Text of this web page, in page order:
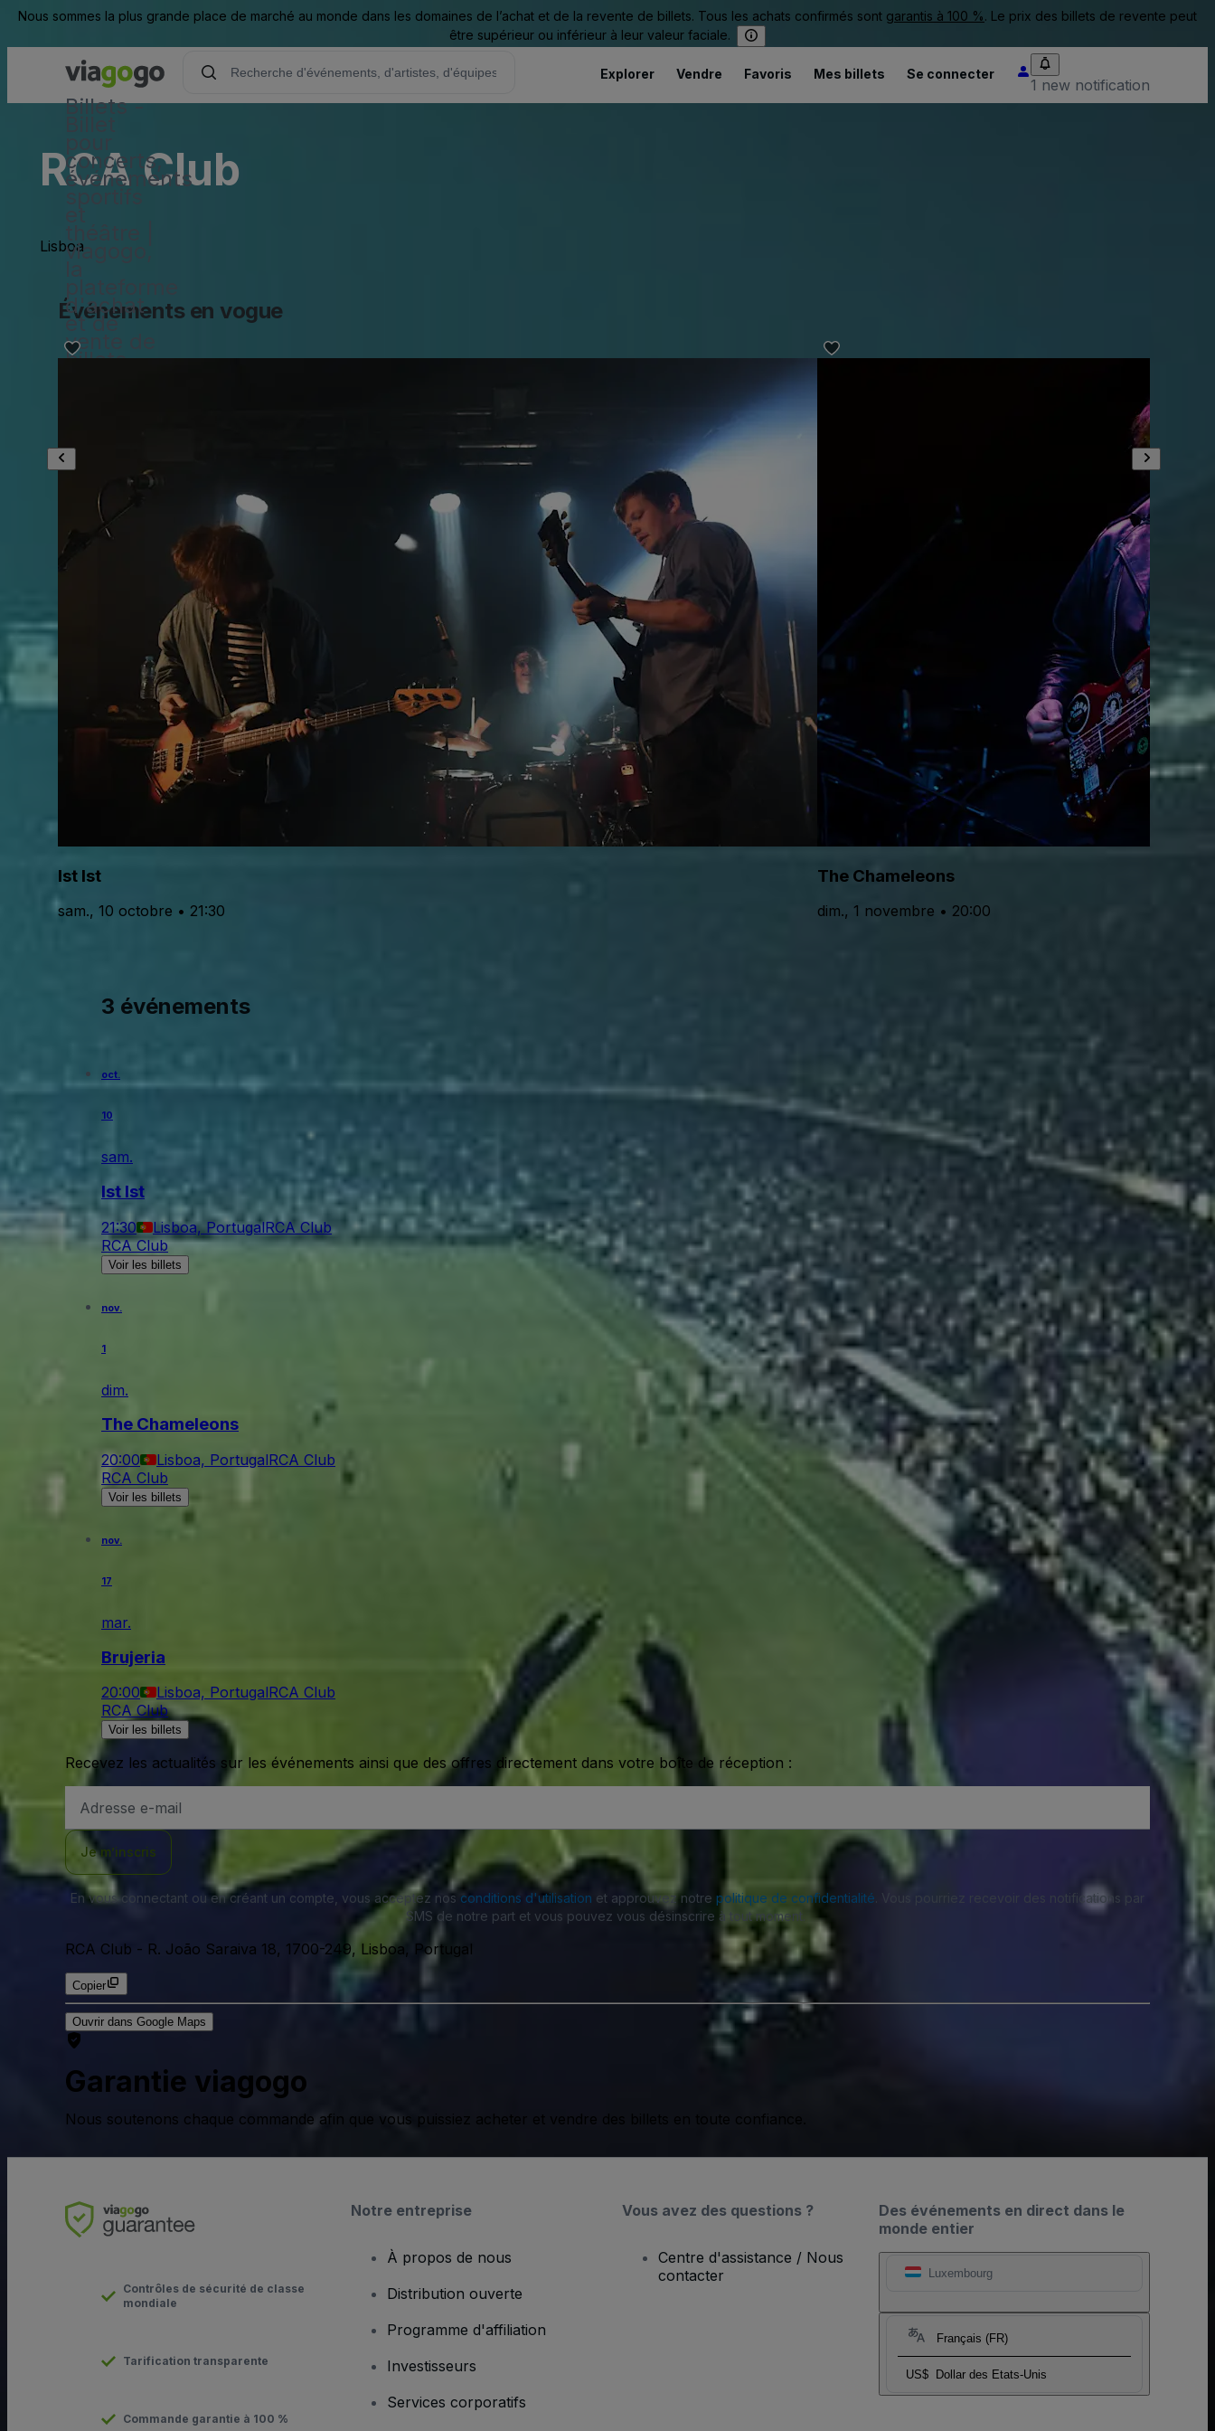
Nous sommes la plus grande place de marché au monde dans les domaines de l’achat et de la revente de billets. Tous les achats confirmés sont garantis à 100 %. Le prix des billets de revente peut
être supérieur ou inférieur à leur valeur faciale.
Billets -
concerts,
événements
viagogo,
d'achat
et de
vente de
billets
Explorer Vendre Favoris Mes billets Se connecter
1 new notification
RCA Club
Lisboa
Événements en vogue
Ist Ist
sam., 10 octobre • 21:30
The Chameleons
dim., 1 novembre • 20:00
3 événements
oct.
10
sam.
Ist Ist
21:30 Lisboa, PortugalRCA Club
RCA Club
Voir les billets
nov.
1
dim.
The Chameleons
20:00 Lisboa, PortugalRCA Club
RCA Club
Voir les billets
nov.
17
mar.
Brujeria
20:00 Lisboa, PortugalRCA Club
RCA Club
Voir les billets
Recevez les actualités sur les événements ainsi que des offres directement dans votre boîte de réception :
e-
Je m’inscris
En vous connectant ou en créant un compte, vous acceptez nos conditions d'utilisation et approuvez notre politique de confidentialité . Vous pourriez recevoir des notifications par
SMS de notre part et vous pouvez vous désinscrire à tout moment.
RCA Club - R. João Saraiva 18, 1700-249, Lisboa, Portugal
Copier
Ouvrir dans Google Maps
Garantie viagogo
Nous soutenons chaque commande afin que vous puissiez acheter et vendre des billets en toute confiance.
Des événements en direct dans le
monde entier
Luxembourg
Français (FR)
US$ Dollar des Etats-Unis
Contrôles de sécurité de classe
mondiale
Tarification transparente
Commande garantie à 100 %
Notre entreprise
À propos de nous
Distribution ouverte
Programme d'affiliation
Investisseurs
Services corporatifs
Vous avez des questions ?
Centre d'assistance / Nous
contacter